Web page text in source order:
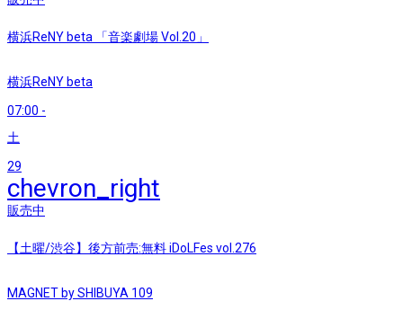
横浜ReNY beta 「音楽劇場 Vol.20」
横浜ReNY beta
07:00 -
土
29
chevron_right
販売中
【土曜/渋谷】後方前売:無料 iDoLFes vol.276
MAGNET by SHIBUYA 109